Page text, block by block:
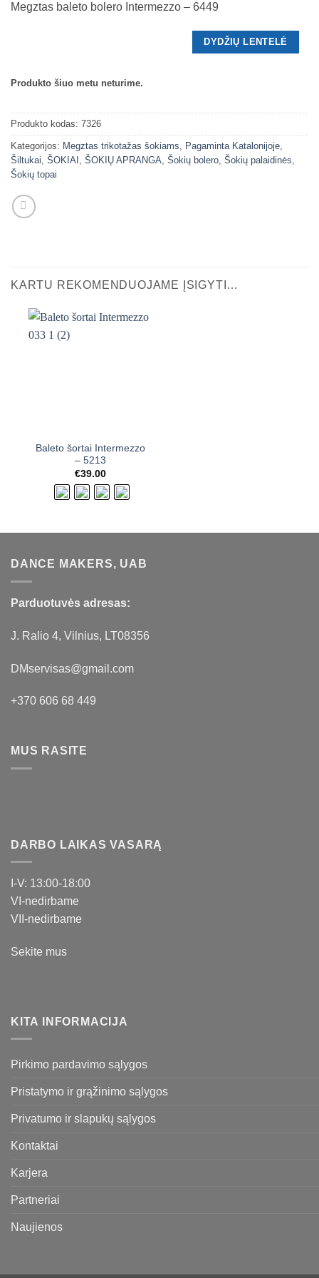
Megztas baleto bolero Intermezzo – 6449
DYDŽIŲ LENTELĖ
Produkto šiuo metu neturime.
Produkto kodas: 7326
Kategorijos: Megztas trikotažas šokiams, Pagaminta Katalonijoje,
Šiltukai, ŠOKIAI , ŠOKIŲ APRANGA, Šokių bolero, Šokių palaidinės,
Šokių topai
KARTU REKOMENDUOJAME ĮSIGYTI…
Baleto šortai Intermezzo
– 5213
€39.00
DANCE MAKERS, UAB
Parduotuvės adresas:
J. Ralio 4, Vilnius, LT08356
DMservisas@gmail.com
+370 606 68 449
MUS RASITE
DARBO LAIKAS VASARĄ
I-V: 13:00-18:00
VI-nedirbame
VII-nedirbame
Sekite mus
KITA INFORMACIJA
Pirkimo pardavimo sąlygos
Pristatymo ir grąžinimo sąlygos
Privatumo ir slapukų sąlygos
Kontaktai
Karjera
Partneriai
Naujienos